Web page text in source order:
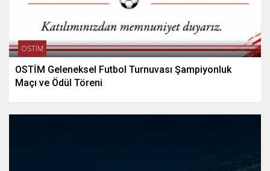
OSTİM
OSTİM Geleneksel Futbol Turnuvası Şampiyonluk
Maçı ve Ödül Töreni